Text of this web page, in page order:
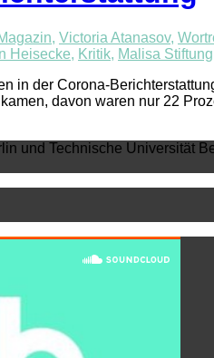
, Victoria Atanasov,
Heisecke, Kritik, Malisa Stiftung
in der Corona-
davon waren nur 22
und Technische Universität